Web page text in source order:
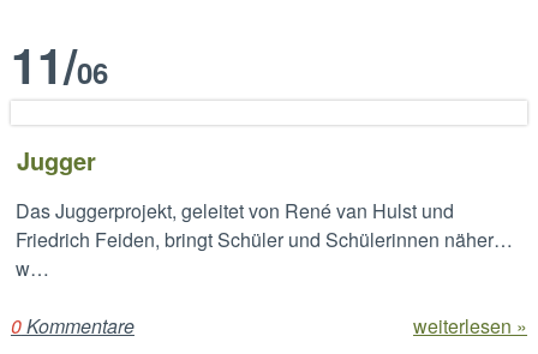
11/06
Jugger
Das Juggerprojekt, geleitet von René van Hulst und
Friedrich Feiden, bringt Schüler und Schülerinnen näher…
w…
0Kommentare weiterlesen »